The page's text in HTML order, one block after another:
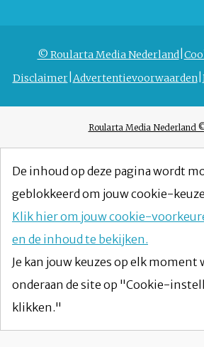
© Roularta Media Nederland
Disclaimer Advertentievoorwaarden
Roularta Media Nederland
De inhoud op deze pagina wordt
geblokkeerd om jouw cookie-
Klik hier om jouw cookie-
en de inhoud te bekijken.
Je kan jouw keuzes op elk moment
onderaan de site op "Cookie-
klikken."